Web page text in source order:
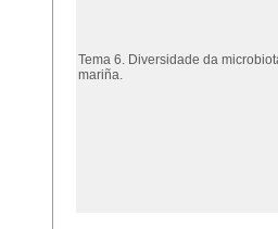
Tema 6. Diversidade da
mariña.